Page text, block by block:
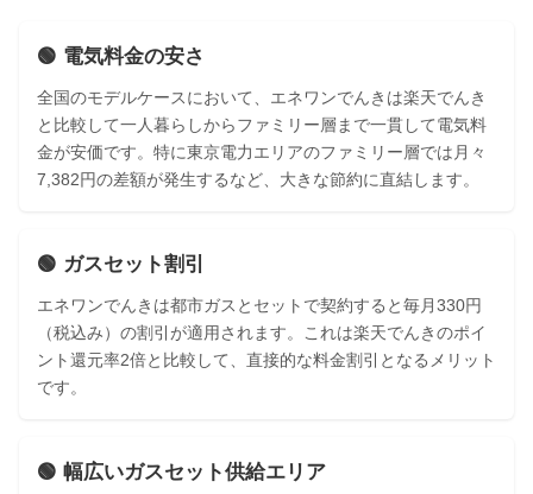
🟢 電気料金の安さ
全国のモデルケースにおいて、エネワンでんきは楽天でんき
と比較して一人暮らしからファミリー層まで一貫して電気料
金が安価です。特に東京電力エリアのファミリー層では月々
7,382円の差額が発生するなど、大きな節約に直結します。
🟢 ガスセット割引
エネワンでんきは都市ガスとセットで契約すると毎月330円
（税込み）の割引が適用されます。これは楽天でんきのポイ
ント還元率2倍と比較して、直接的な料金割引となるメリット
です。
🟢 幅広いガスセット供給エリア